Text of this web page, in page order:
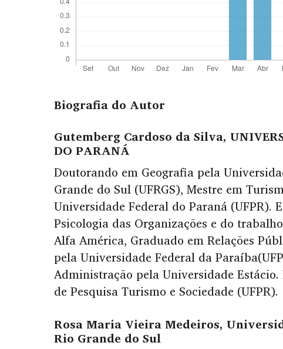
Biografia do Autor
Gutemberg Cardoso da Silva,
DO PARANÁ
Doutorando em Geografia pela
Grande do Sul (UFRGS), Mestre em
Universidade Federal do Paraná (UFPR).
Psicologia das Organizações e do
Alfa América, Graduado em Relações
pela Universidade Federal da
Administração pela Universidade
de Pesquisa Turismo e Sociedade (UFPR).
Rosa Maria Vieira Medeiros,
Rio Grande do Sul